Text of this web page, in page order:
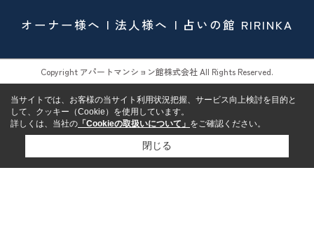
オーナー様へ 法人様へ 占いの館 RIRINKA
Copyright アパートマンション館株式会社 All Rights Reserved.
当サイトでは、お客様の当サイト利用状況把握、サービス向上検討を目的と
して、クッキー（Cookie）を使用しています。
詳しくは、当社の 「Cookieの取扱いについて」 をご確認ください。
閉じる